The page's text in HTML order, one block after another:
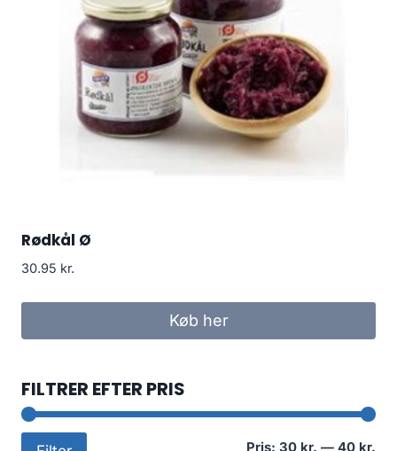
Rødkål Ø
30.95 kr.
Køb her
FILTRER EFTER PRIS
Pris: 30 kr. — 40 kr.